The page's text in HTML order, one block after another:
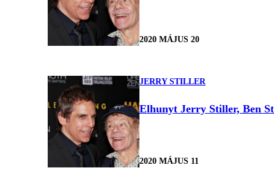
2020 MÁJUS 20
JERRY STILLER
Elhunyt Jerry Stiller, Ben
2020 MÁJUS 11